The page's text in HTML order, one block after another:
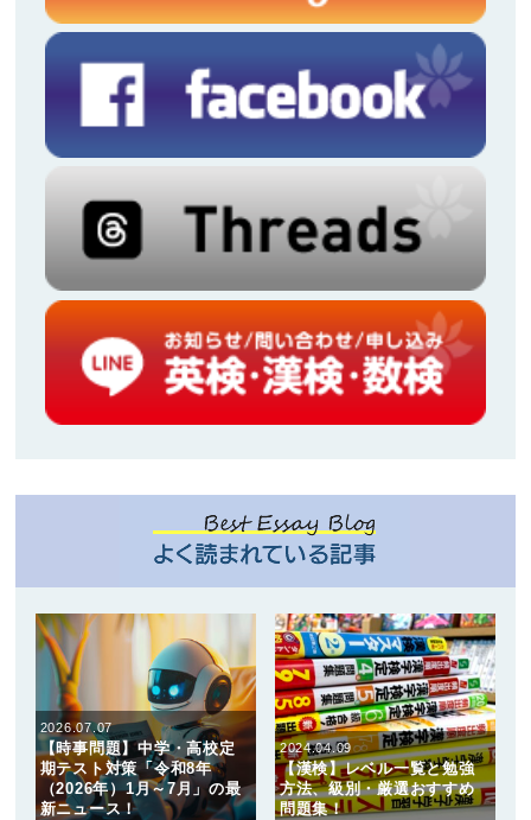
2026.07.07
【時事問題】中学・高校定
期テスト対策「令和8年
（2026年）1月～7月」の最
新ニュース！
2024.04.09
【漢検】レベル一覧と勉強
方法、級別・厳選おすすめ
問題集！